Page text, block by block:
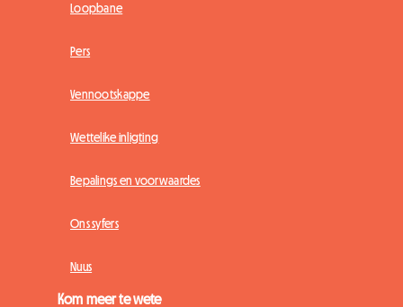
Loopbane
Pers
Vennootskappe
Wettelike inligting
Bepalings en voorwaardes
Ons syfers
Nuus
Kom meer te wete